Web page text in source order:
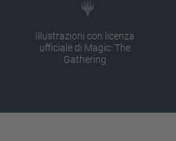
Illustrazioni con licenza
ufficiale di Magic: The
Gathering